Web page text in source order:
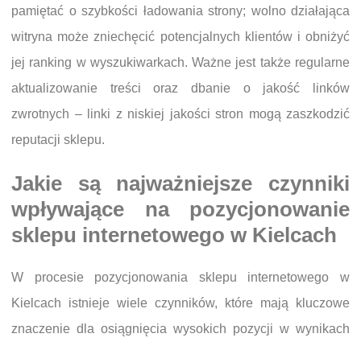
pamiętać o szybkości ładowania strony; wolno działająca
witryna może zniechęcić potencjalnych klientów i obniżyć
jej ranking w wyszukiwarkach. Ważne jest także regularne
aktualizowanie treści oraz dbanie o jakość linków
zwrotnych – linki z niskiej jakości stron mogą zaszkodzić
reputacji sklepu.
Jakie są najważniejsze czynniki
wpływające na pozycjonowanie
sklepu internetowego w Kielcach
W procesie pozycjonowania sklepu internetowego w
Kielcach istnieje wiele czynników, które mają kluczowe
znaczenie dla osiągnięcia wysokich pozycji w wynikach